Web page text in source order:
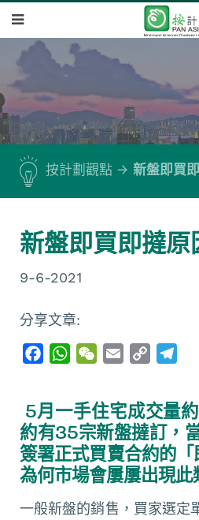
按計劃觀點 新盤即買
新盤即買即撻原
9-6-2021
分享文章:
e
b
o
o
W
t
s
A
p
W
h
a
t
i
l
y
L
i
n
e
g
a
5月一手住宅成交量
約有35宗新盤撻訂，
簽署正式買賣合約的
為何市場會屢屢出現此
一般新盤的銷售，買家選定